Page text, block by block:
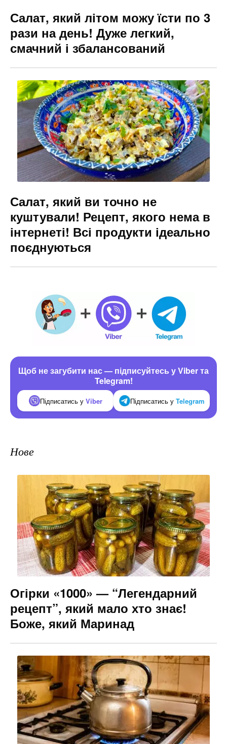
Салат, який літом можу їсти по 3
рази на день! Дуже легкий,
смачний і збалансований
Салат, який ви точно не
куштували! Рецепт, якого нема в
інтернеті! Всі продукти ідеально
поєднуються
Щоб не загубити нас — підписуйтесь у Viber та
Telegram!
Підписатись у Viber Підписатись у Telegram
Нове
Огірки «1000» — “Легендарний
рецепт”, який мало хто знає!
Боже, який Маринад